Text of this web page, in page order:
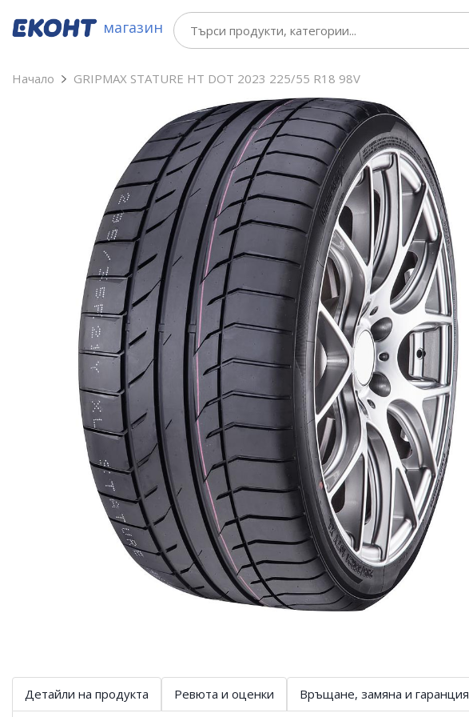
магазин
Начало GRIPMAX STATURE HT DOT 2023 225/55 R18 98V
Детайли на продукта Ревюта и оценки Връщане, замяна и гаранция